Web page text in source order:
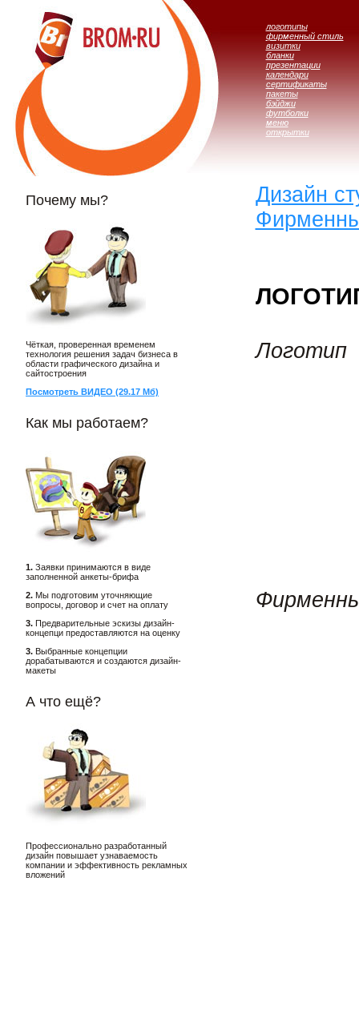
логотипы
фирменный стиль
визитки
бланки
презентации
календари
сертификаты
пакеты
бэйджи
футболки
меню
открытки
Почему мы?
Чёткая, проверенная временем
технология решения задач бизнеса в
области графического дизайна и
сайтостроения
Посмотреть ВИДЕО (29.17 Мб)
Как мы работаем?
1. Заявки принимаются в виде
заполненной анкеты-брифа
2. Мы подготовим уточняющие
вопросы, договор и счет на оплату
3. Предварительные эскизы дизайн-
концепци предоставляются на оценку
3. Выбранные концепции
дорабатываются и создаются дизайн-
макеты
А что ещё?
Профессионально разработанный
дизайн повышает узнаваемость
компании и эффективность рекламных
вложений
Дизайн
Логотип